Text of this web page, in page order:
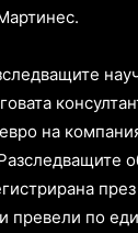
на
превели по